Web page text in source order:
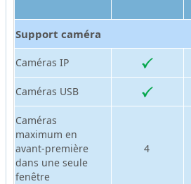
Support caméra
Caméras IP
Caméras USB
Caméras
maximum en
avant-première
dans une seule
fenêtre
4